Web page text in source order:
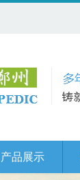
产品展示